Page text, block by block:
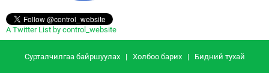
A Twitter List by control_website
Сурталчилгаа байршуулах| Холбоо барих| Бидний тухай